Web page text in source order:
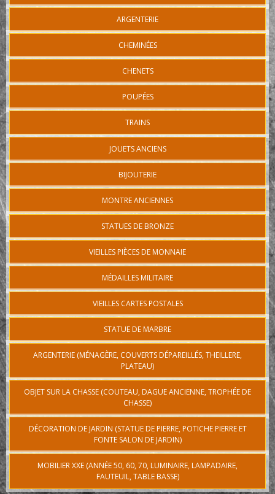
ARGENTERIE
CHEMINÉES
CHENETS
POUPÉES
TRAINS
JOUETS ANCIENS
BIJOUTERIE
MONTRE ANCIENNES
STATUES DE BRONZE
VIEILLES PIÈCES DE MONNAIE
MÉDAILLES MILITAIRE
VIEILLES CARTES POSTALES
STATUE DE MARBRE
ARGENTERIE (MÉNAGÈRE, COUVERTS DÉPAREILLÉS, THEILLERE,
PLATEAU)
OBJET SUR LA CHASSE (COUTEAU, DAGUE ANCIENNE, TROPHÉE DE
CHASSE)
DÉCORATION DE JARDIN (STATUE DE PIERRE, POTICHE PIERRE ET
FONTE SALON DE JARDIN)
MOBILIER XXE (ANNÉE 50, 60, 70, LUMINAIRE, LAMPADAIRE,
FAUTEUIL, TABLE BASSE)